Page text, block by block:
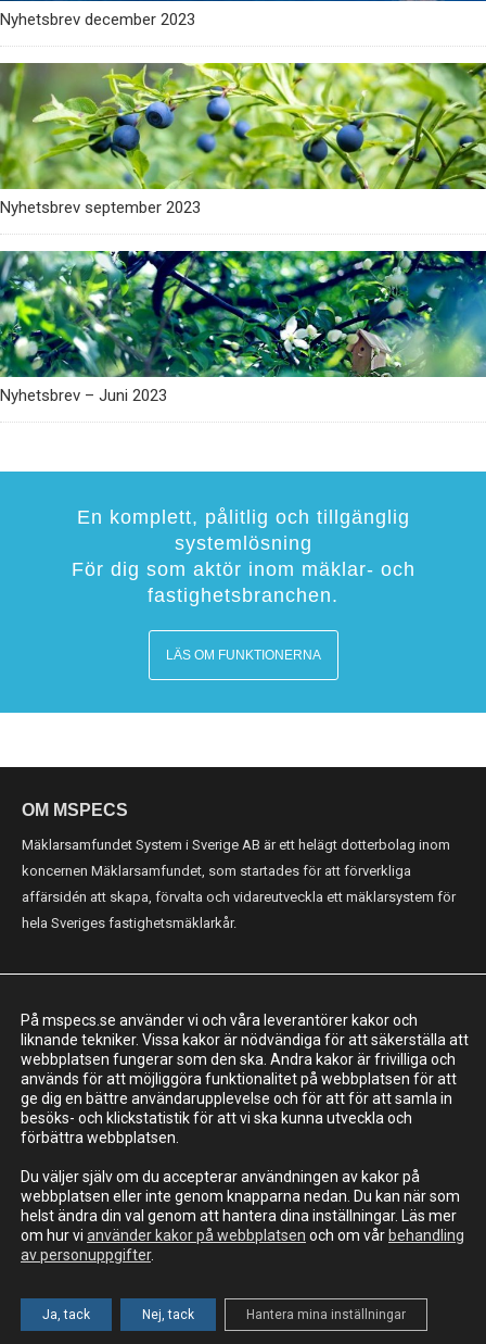
Nyhetsbrev december 2023
Nyhetsbrev september 2023
Nyhetsbrev – Juni 2023
En komplett, pålitlig och tillgänglig
systemlösning
För dig som aktör inom mäklar- och
fastighetsbranchen.
LÄS OM FUNKTIONERNA
OM MSPECS
Mäklarsamfundet System i Sverige AB är ett helägt dotterbolag inom
koncernen Mäklarsamfundet, som startades för att förverkliga
affärsidén att skapa, förvalta och vidareutveckla ett mäklarsystem för
hela Sveriges fastighetsmäklarkår.
Mäklarsamfundet System i Sverige AB
Adress: Luntmakargatan 26, 111 37 Stockholm
010-221 61 00
support@mspecs.se
Information om personuppgifter
Cookies © MSIS AB 2023
På mspecs.se använder vi och våra leverantörer kakor och
liknande tekniker. Vissa kakor är nödvändiga för att säkerställa att
webbplatsen fungerar som den ska. Andra kakor är frivilliga och
används för att möjliggöra funktionalitet på webbplatsen för att
ge dig en bättre användarupplevelse och för att för att samla in
besöks- och klickstatistik för att vi ska kunna utveckla och
förbättra webbplatsen.
Du väljer själv om du accepterar användningen av kakor på
webbplatsen eller inte genom knapparna nedan. Du kan när som
helst ändra din val genom att hantera dina inställningar. Läs mer
om hur vi använder kakor på webbplatsen och om vår behandling
av personuppgifter.
Ja, tack Nej, tack Hantera mina inställningar